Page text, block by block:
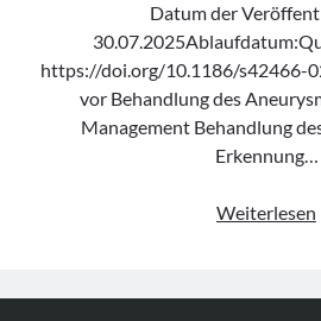
Datum der
https://doi.org/10.1186/s42466-
vor Behandlung des
Management Behandlung
Erkennung…
Weiterlesen